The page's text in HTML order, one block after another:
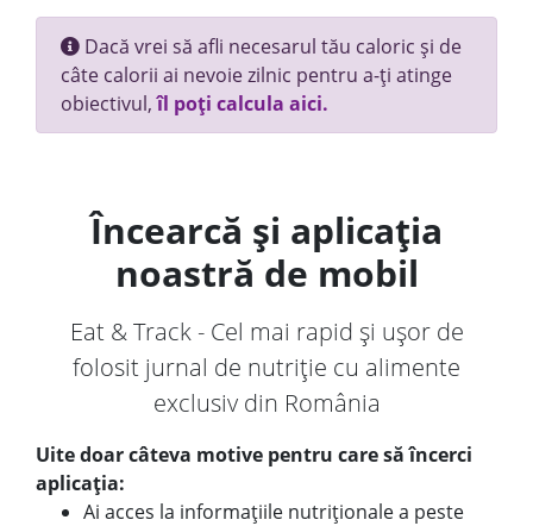
Dacă vrei să afli necesarul tău caloric și de
câte calorii ai nevoie zilnic pentru a-ți atinge
obiectivul,îl poți calcula aici.
Încearcă și aplicația
noastră de mobil
Eat & Track - Cel mai rapid și ușor de
folosit jurnal de nutriție cu alimente
exclusiv din România
Uite doar câteva motive pentru care să încerci
aplicația:
Ai acces la informațiile nutriționale a peste